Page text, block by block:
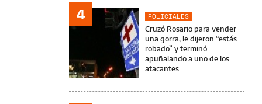
4
POLICIALES
Cruzó Rosario para vender
una gorra, le dijeron “estás
robado” y terminó
apuñalando a uno de los
atacantes